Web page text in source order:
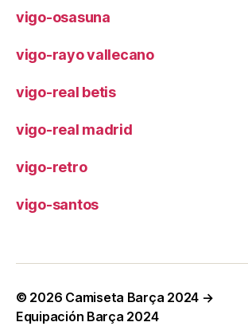
vigo-osasuna
vigo-rayo vallecano
vigo-real betis
vigo-real madrid
vigo-retro
vigo-santos
© 2026 Camiseta Barça 2024 →
Equipación Barça 2024